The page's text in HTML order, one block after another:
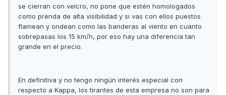
se cierran con velcro, no pone que estén homologados
como prenda de alta visibilidad y si vas con ellos puestos
flamean y ondean como las banderas al viento en cuanto
sobrepasas los 15 km/h, por eso hay una diferencia tan
grande en el precio.
En definitiva y no tengo ningún interés especial con
respecto a Kappa, los tirantes de esta empresa no son para